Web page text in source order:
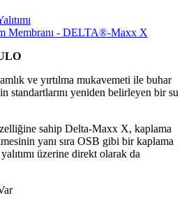
Membranı - DELTA®-Maxx X
ve yırtılma mukavemeti ile buhar
standartlarını yeniden belirleyen bir su
sahip Delta-Maxx X, kaplama
yanı sıra OSB gibi bir kaplama
yalıtımı üzerine direkt olarak da